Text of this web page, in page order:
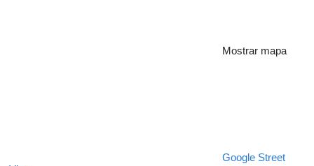
Mostrar mapa
Google Street